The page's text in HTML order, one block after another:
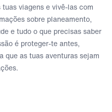
viagens e vivê-las com
sobre planeamento,
e tudo o que precisas saber
é proteger-te antes,
que as tuas aventuras sejam